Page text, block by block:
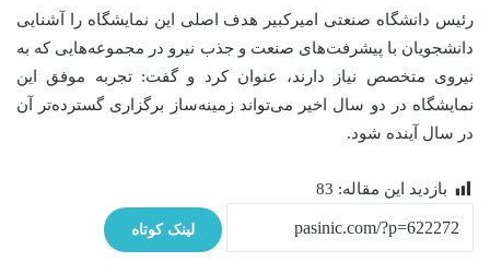
رئیس دانشگاه صنعتی امیرکبیر هدف اصلی این نمایشگاه را آشنایی
دانشجویان با پیشرفت‌های صنعت و جذب نیرو در مجموعه‌هایی که به
نیروی متخصص نیاز دارند، عنوان کرد و گفت: تجربه موفق این
نمایشگاه در دو سال اخیر می‌تواند زمینه‌ساز برگزاری گسترده‌تر آن
در سال آینده شود.
بازدید این مقاله: 83
لینک کوتاه